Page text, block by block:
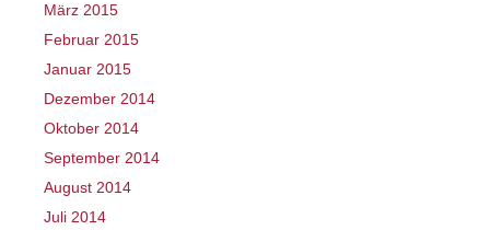
März 2015
Februar 2015
Januar 2015
Dezember 2014
Oktober 2014
September 2014
August 2014
Juli 2014